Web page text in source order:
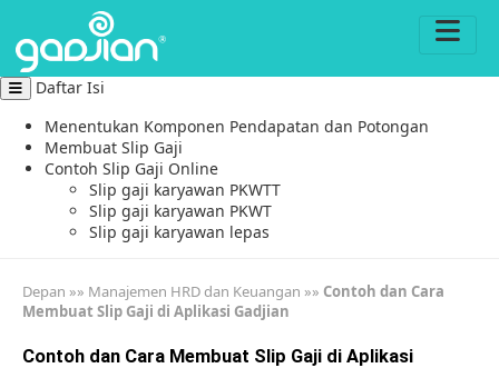
Daftar Isi
Menentukan Komponen Pendapatan dan Potongan
Membuat Slip Gaji
Contoh Slip Gaji Online
Slip gaji karyawan PKWTT
Slip gaji karyawan PKWT
Slip gaji karyawan lepas
Depan »» Manajemen HRD dan Keuangan »» Contoh dan Cara
Membuat Slip Gaji di Aplikasi Gadjian
Contoh dan Cara Membuat Slip Gaji di Aplikasi